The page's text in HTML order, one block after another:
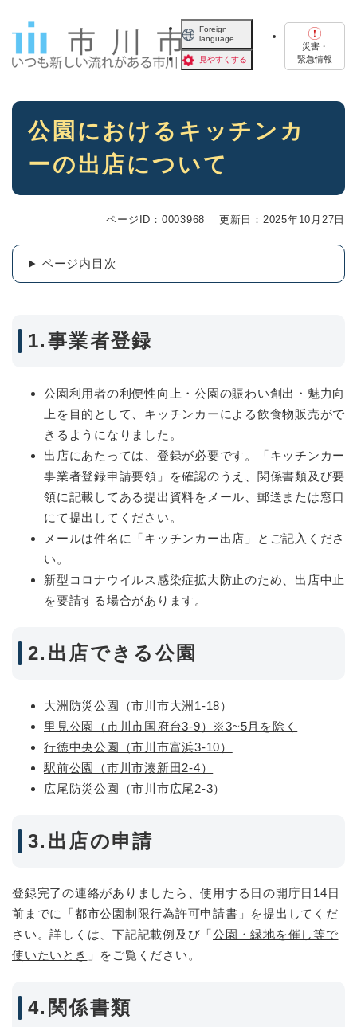
Foreign
language
見やすくする
災害・
緊急情報
本
公園におけるキッチンカ
ーの出店について
ページID：0003968 更新日：2025年10月27日
ページ内目次
1.事業者登録
公園利用者の利便性向上・公園の賑わい創出・魅力向
上を目的として、キッチンカーによる飲食物販売がで
きるようになりました。
出店にあたっては、登録が必要です。「キッチンカー
事業者登録申請要領」を確認のうえ、関係書類及び要
領に記載してある提出資料をメール、郵送または窓口
にて提出してください。
メールは件名に「キッチンカー出店」とご記入くださ
い。
新型コロナウイルス感染症拡大防止のため、出店中止
を要請する場合があります。
2.出店できる公園
大洲防災公園（市川市大洲1-18）
里見公園（市川市国府台3-9）※3~5月を除く
行徳中央公園（市川市富浜3-10）
駅前公園（市川市湊新田2-4）
広尾防災公園（市川市広尾2-3）
3.出店の申請
登録完了の連絡がありましたら、使用する日の開庁日14日
前までに「都市公園制限行為許可申請書」を提出してくだ
さい。詳しくは、下記記載例及び「公園・緑地を催し等で
使いたいとき 」をご覧ください。
4.関係書類